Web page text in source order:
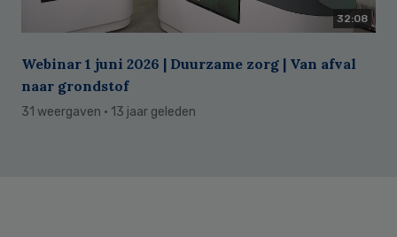
32:08
Webinar 1 juni 2026 | Duurzame zorg | Van afval
naar grondstof
31 weergaven · 13 jaar geleden